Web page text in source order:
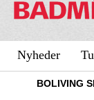
Nyheder
BOLIVING